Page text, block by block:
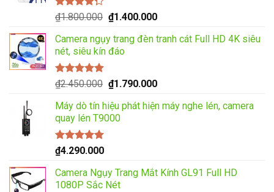
Được xếp
hạng
5 sao
₫1.800.000 Giá
là:
₫1.800.000.
₫1.400.000Giá
tại
Camera ngụy trang đèn tranh cát Full HD 4K siêu
nét, siêu kín đáo
Được xếp
hạng
sao
₫2.450.000 Giá
là:
₫2.450.000.
₫1.790.000Giá
tại
Máy dò tín hiệu phát hiện máy nghe lén, camera
quay lén T9000
Được xếp
hạng
sao
₫4.290.000
Camera Ngụy Trang Mắt Kính GL91 Full HD
1080P Sắc Nét